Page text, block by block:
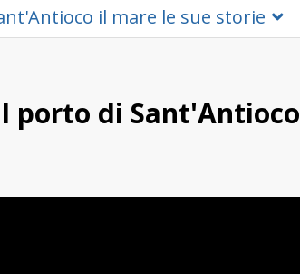
il mare le sue storie
porto di Sant'Antioco